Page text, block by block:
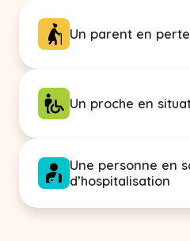
Un parent en
Un proche en
Une personne en
d’hospitalisation